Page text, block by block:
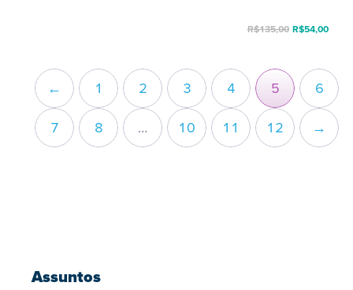
Assuntos
R$135,00 R$54,00
← 1 2 3 4 5
6
7
8 … 10 11 12 →